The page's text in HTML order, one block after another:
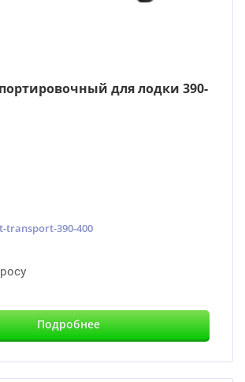
для лодки 390-
transport-390-400
Подробнее